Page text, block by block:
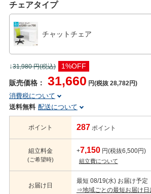
チェアタイプ
チャットチェア
↓31,980円(税込) 1%OFF
販売価格： 31,660 円(税抜 28,782円)
消費税について
送料無料 配送について
ポイント 287 ポイント
組立料金
(ご希望時)
+7,150 円(税抜6,500円)
組立費について
お届け日
最短 08/19(水) お届け予定
⇒地域ごとの最短お届け日